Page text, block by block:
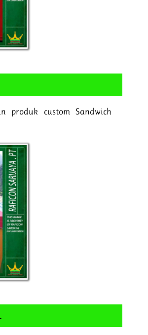
produk custom Sandwich